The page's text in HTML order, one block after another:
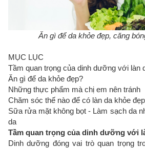
Ăn gì để da khỏe đẹp, căng
MỤC LỤC
Tầm quan trọng của dinh dưỡng với làn
Ăn gì để da khỏe đẹp?
Những thực phẩm mà chị em nên tránh
Chăm sóc thế nào để có làn da khỏe
Sữa rửa mặt không bọt - Làm sạch da
da
Tầm quan trọng của dinh dưỡng với
Dinh dưỡng đóng vai trò quan trọng